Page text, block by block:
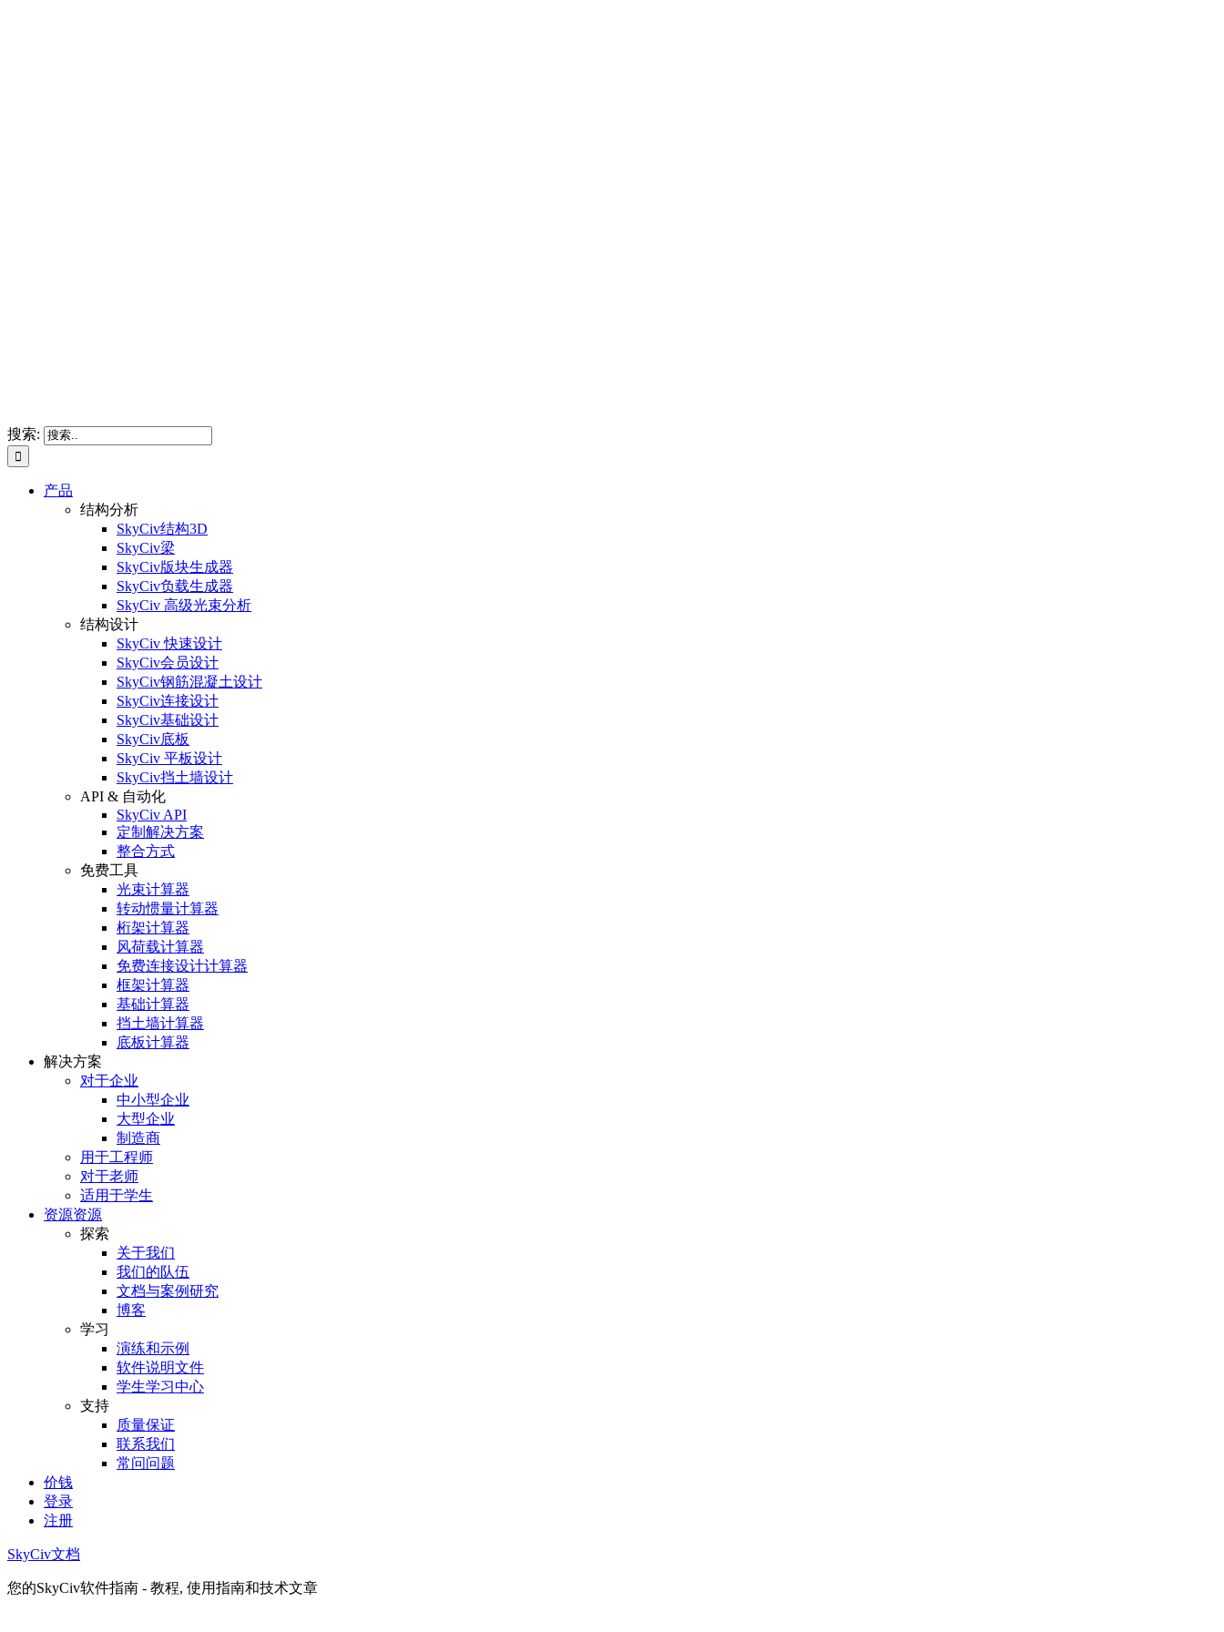
搜索:
产品
结构分析
SkyCiv结构3D
SkyCiv梁
SkyCiv版块生成器
SkyCiv负载生成器
SkyCiv 高级光束分析
结构设计
SkyCiv 快速设计
SkyCiv会员设计
SkyCiv钢筋混凝土设计
SkyCiv连接设计
SkyCiv基础设计
SkyCiv底板
SkyCiv 平板设计
SkyCiv挡土墙设计
API & 自动化
SkyCiv API
定制解决方案
整合方式
免费工具
光束计算器
转动惯量计算器
桁架计算器
风荷载计算器
免费连接设计计算器
框架计算器
基础计算器
挡土墙计算器
底板计算器
解决方案
对于企业
中小型企业
大型企业
制造商
用于工程师
对于老师
适用于学生
资源资源
探索
关于我们
我们的队伍
文档与案例研究
博客
学习
演练和示例
软件说明文件
学生学习中心
支持
质量保证
联系我们
常问问题
价钱
登录
注册
SkyCiv文档
您的SkyCiv软件指南 - 教程, 使用指南和技术文章